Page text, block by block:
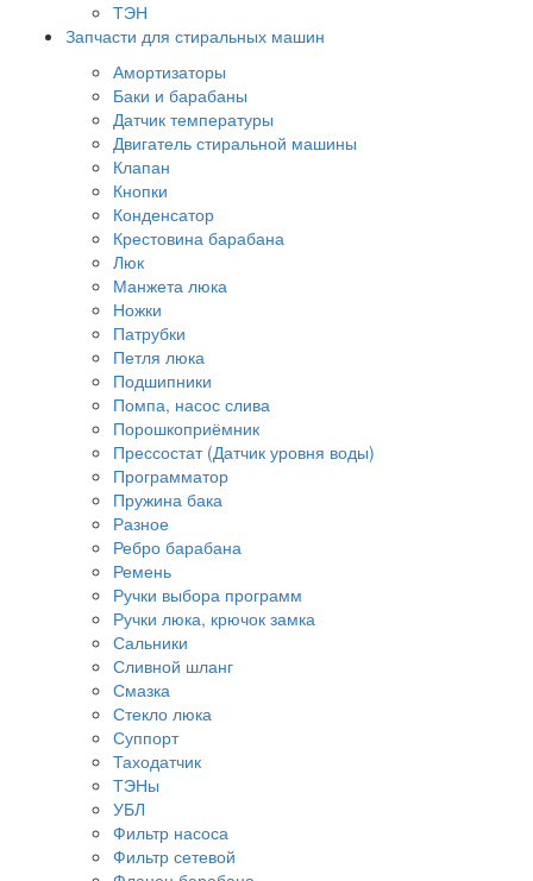
ТЭН
Запчасти для стиральных машин
Амортизаторы
Баки и барабаны
Датчик температуры
Двигатель стиральной машины
Клапан
Кнопки
Конденсатор
Крестовина барабана
Люк
Манжета люка
Ножки
Патрубки
Петля люка
Подшипники
Помпа, насос слива
Порошкоприёмник
Прессостат (Датчик уровня воды)
Программатор
Пружина бака
Разное
Ребро барабана
Ремень
Ручки выбора программ
Ручки люка, крючок замка
Сальники
Сливной шланг
Смазка
Стекло люка
Суппорт
Таходатчик
ТЭНы
УБЛ
Фильтр насоса
Фильтр сетевой